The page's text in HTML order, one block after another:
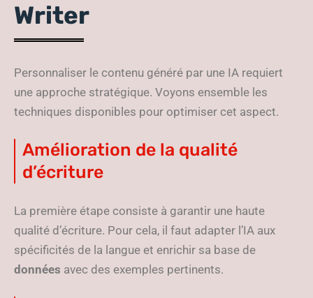
Writer
Personnaliser le contenu généré par une IA requiert
une approche stratégique. Voyons ensemble les
techniques disponibles pour optimiser cet aspect.
Amélioration de la qualité
d’écriture
La première étape consiste à garantir une haute
qualité d’écriture. Pour cela, il faut adapter l’IA aux
spécificités de la langue et enrichir sa base de
données avec des exemples pertinents.